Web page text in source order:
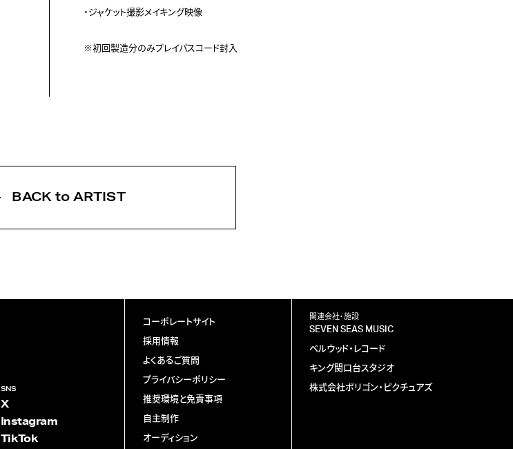
・ジャケット撮影メイキング映像
BACK to ARTIST
SNS
X
Instagram
TikTok
コーポレートサイト
採用情報
よくあるご質問
プライバシーポリシー
推奨環境と免責事項
自主制作
オーディション
関連会社・施設
SEVEN SEAS MUSIC
ベルウッド・レコード
キング関口台スタジオ
株式会社ポリゴン・ピクチュアズ